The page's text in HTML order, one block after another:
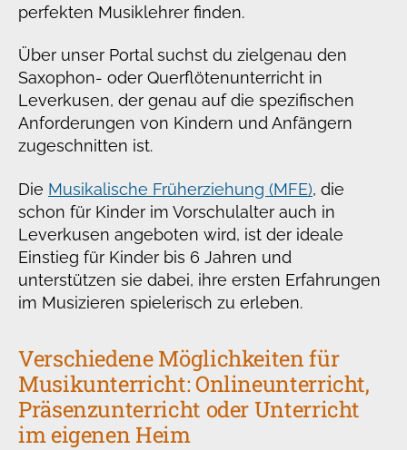
perfekten Musiklehrer finden.
Über unser Portal suchst du zielgenau den
Saxophon- oder Querflötenunterricht in
Leverkusen, der genau auf die spezifischen
Anforderungen von Kindern und Anfängern
zugeschnitten ist.
Die Musikalische Früherziehung (MFE), die
schon für Kinder im Vorschulalter auch in
Leverkusen angeboten wird, ist der ideale
Einstieg für Kinder bis 6 Jahren und
unterstützen sie dabei, ihre ersten Erfahrungen
im Musizieren spielerisch zu erleben.
Verschiedene Möglichkeiten für
Musikunterricht: Onlineunterricht,
Präsenzunterricht oder Unterricht
im eigenen Heim